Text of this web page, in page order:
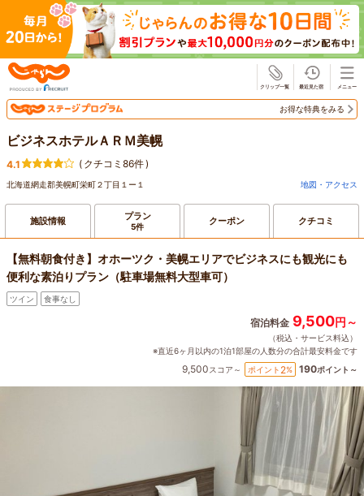
お得な特典をみる
ビジネスホテルＡＲＭ美幌
4.1 ( クチコミ86件)
北海道網走郡美幌町栄町２丁目１ー１ 地図・アクセス
施設情報 プラン
5件 クーポン クチコミ
【無料朝食付き】オホーツク・美幌エリアでビジネスにも観光にも
便利な素泊りプラン（駐車場無料大型車可）
ツイン 食事なし
宿泊料金 9,500円～
（税込・サービス料込）
※直近6ヶ月以内の1泊1部屋の人数分の合計最安料金です
9,500スコア～ ポイント 2% 190ポイント～